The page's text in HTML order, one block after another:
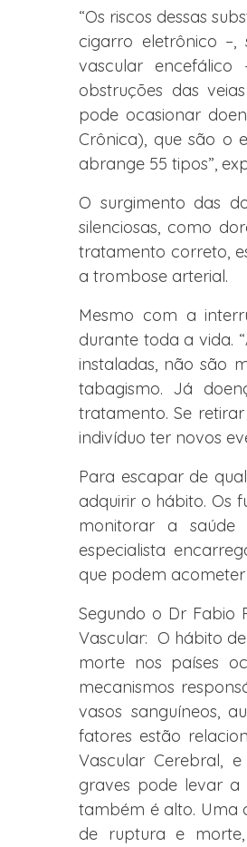
“Os riscos dessas
cigarro eletrônico –,
vascular
obstruções das
pode ocasionar
Crônica), que são o
abrange 55 tipos”,
O surgimento das
silenciosas, como
tratamento correto,
a trombose arterial.
Mesmo com a
durante toda a vida.
instaladas, não são
tabagismo. Já
tratamento. Se
indivíduo ter novos
Para escapar de
adquirir o hábito. Os
monitorar a saúde
especialista
que podem acometer
Segundo o Dr Fabio
Vascular: O hábito
morte nos países
mecanismos
vasos sanguíneos,
fatores estão
Vascular Cerebral,
graves pode levar a
também é alto. Uma
de ruptura e